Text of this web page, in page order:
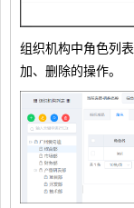
组织机构中角色列
加、删除的操作。